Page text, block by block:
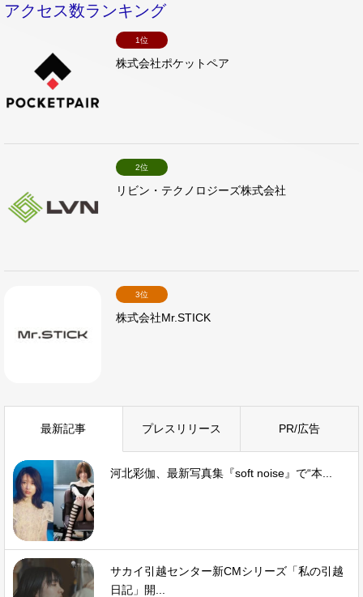
アクセス数ランキング
1位
株式会社ポケットペア
2位
リビン・テクノロジーズ株式会社
3位
株式会社Mr.STICK
最新記事 プレスリリース PR/広告
河北彩伽、最新写真集『soft noise』で“本...
サカイ引越センター新CMシリーズ「私の引越
日記」開...